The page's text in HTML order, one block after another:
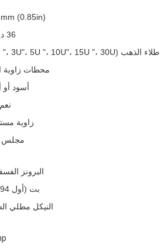
(0.85in)
36 دبوس
طلاء الذهب (1U "، 3U"، 5U "، 10U"، 15U "، 30U")
محطات زاوية
أسود أو
زاوية
مجلس
البرونز
بت (أول 94-V0)
النيكل مطلي